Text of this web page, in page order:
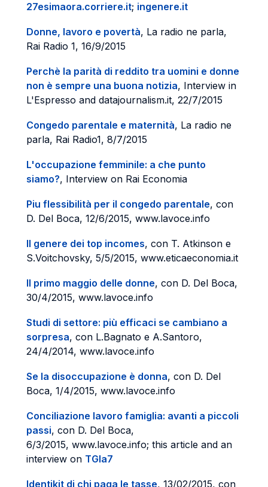
27esimaora.corriere.it; ingenere.it
Donne, lavoro e povertà, La radio ne parla,
Rai Radio 1, 16/9/2015
Perchè la parità di reddito tra uomini e donne
non è sempre una buona notizia, Interview in
L'Espresso and datajournalism.it, 22/7/2015
Congedo parentale e maternità, La radio ne
parla, Rai Radio1, 8/7/2015
L'occupazione femminile: a che punto
siamo?, Interview on Rai Economia
Piu flessibilità per il congedo parentale, con
D. Del Boca, 12/6/2015, www.lavoce.info
ll genere dei top incomes, con T. Atkinson e
S.Voitchovsky, 5/5/2015, www.eticaeconomia.it
Il primo maggio delle donne, con D. Del Boca,
30/4/2015, www.lavoce.info
Studi di settore: più efficaci se cambiano a
sorpresa, con L.Bagnato e A.Santoro,
24/4/2014, www.lavoce.info
Se la disoccupazione è donna, con D. Del
Boca, 1/4/2015, www.lavoce.info
Conciliazione lavoro famiglia: avanti a piccoli
passi, con D. Del Boca,
6/3/2015, www.lavoce.info; this article and an
interview on TGla7
Identikit di chi paga le tasse, 13/02/2015, con